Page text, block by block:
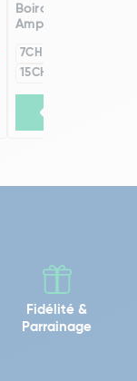
Boiron Fer
Ampoules x 30
7CH
15CH
Fidélité &
Parrainage